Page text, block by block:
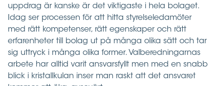
uppdrag är kanske är det viktigaste i hela bolaget.
Idag ser processen för att hitta styrelseledamöter
med rätt kompetenser, rätt egenskaper och rätt
erfarenheter till bolag ut på många olika sätt och tar
sig uttryck i många olika former. Valberedningarnas
arbete har alltid varit ansvarsfyllt men med en snabb
blick i kristallkulan inser man raskt att det ansvaret